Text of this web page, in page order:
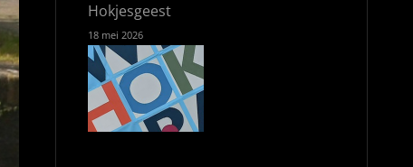
Hokjesgeest
18 mei 2026